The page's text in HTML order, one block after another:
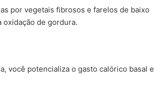
por vegetais fibrosos e farelos de baixo
de gordura.
você potencializa o gasto calórico basal e